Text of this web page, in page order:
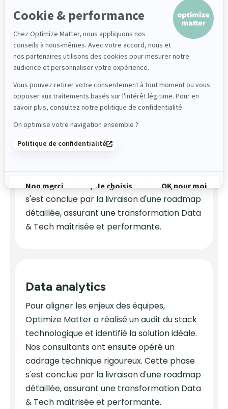
Business impact
Captation de donnée
Processing enrichi
Conseil
Pour aligner les enjeux des équipes,
Optimize Matter a réalisé un audit du stack
cadrage technique rigoureux. Cette phase
s'est conclue par la livraison d'une roadmap
détaillée, assurant une transformation Data
& Tech maîtrisée et performante.
Data analytics
Pour aligner les enjeux des équipes,
Optimize Matter a réalisé un audit du stack
technologique et identifié la solution idéale.
Nos consultants ont ensuite opéré un
cadrage technique rigoureux. Cette phase
s'est conclue par la livraison d'une roadmap
détaillée, assurant une transformation Data
& Tech maîtrisée et performante.